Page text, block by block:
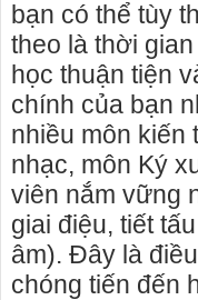
bạn có thể tùy
theo là thời
học thuận tiện
chính của bạn
nhiều môn kiến
nhạc, môn Ký
viên nắm vững
giai điệu, tiết
âm). Đây là
chóng tiến đến